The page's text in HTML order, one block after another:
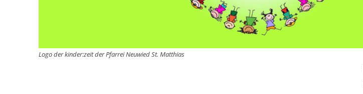
Logo der kinder:zeit der Pfarrei Neuwied St. Matthias